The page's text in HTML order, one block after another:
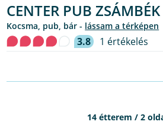
CENTER PUB ZSÁMBÉK
kocsma, pub, bár - lássam a térképen
3.8 1 értékelés
14 étterem / 2